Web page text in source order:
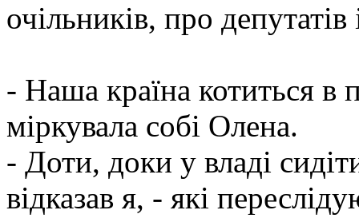
очільників, про депутатів
- Наша країна котиться в
міркувала собі Олена.
- Доти, доки у владі
відказав я, - які